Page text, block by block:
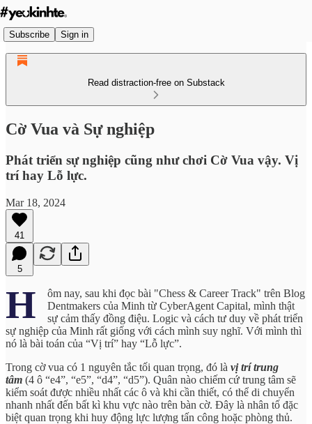
Subscribe Sign in
Read distraction-free on Substack
Cờ Vua và Sự nghiệp
Phát triển sự nghiệp cũng như chơi Cờ Vua vậy. Vị
trí hay Lỗ lực.
Mar 18, 2024
41
5
H
ôm nay, sau khi đọc bài "Chess & Career Track" trên Blog
Dentmakers của Minh từ CyberAgent Capital, mình thật
sự cảm thấy đồng điệu. Logic và cách tư duy về phát triển
sự nghiệp của Minh rất giống với cách mình suy nghĩ. Với mình thì
nó là bài toán của “Vị trí” hay “Lỗ lực”.
Trong cờ vua có 1 nguyên tắc tối quan trọng, đó là vị trí trung
tâm (4 ô “e4”, “e5”, “d4”, “d5”). Quân nào chiếm cứ trung tâm sẽ
kiểm soát được nhiều nhất các ô và khi cần thiết, có thể di chuyển
nhanh nhất đến bất kì khu vực nào trên bàn cờ. Đây là nhân tố đặc
biệt quan trọng khi huy động lực lượng tấn công hoặc phòng thủ.